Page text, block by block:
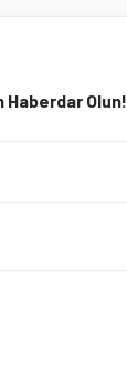
Haberdar Olun!